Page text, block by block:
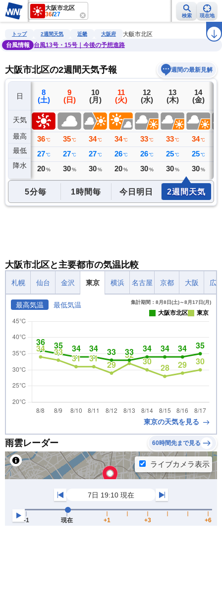
大阪市北区
36/27 検索 現在地
雨雲レーダー 台風情報 地震情報 警報・注意報 ラ
トップ 2週間天気 近畿 大阪府
大阪市北区
台風情報
台風13号・15号｜今後の予想進路
大阪市北区の2週間天気予報 週間の最新見解
日
天気
最高
最低
降水
7
(金)
36 ℃
28 ℃
0 ミリ
8
(土)
36 ℃
27 ℃
20 %
9
(日)
35 ℃
27 ℃
30 %
10
(月)
34 ℃
27 ℃
30 %
11
(火)
34 ℃
26 ℃
20 %
12
(水)
33 ℃
26 ℃
30 %
13
(木)
33 ℃
25 ℃
30 %
14
(金)
34 ℃
25 ℃
30 %
5分毎 1時間毎 今日明日 2週間天気
大阪市北区と主要都市の気温比較
札幌 仙台 金沢 東京 横浜 名古屋 京都 大阪 広
最高気温 最低気温 集計期間：8月8日(土)～8月17日(月)
大阪市北区 東京
東京の天気を見る
雨雲レーダー 60時間先まで見る